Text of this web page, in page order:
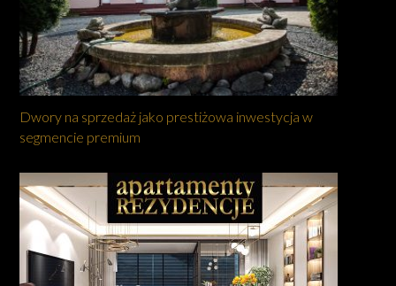
Dwory na sprzedaż jako prestiżowa inwestycja w
segmencie premium